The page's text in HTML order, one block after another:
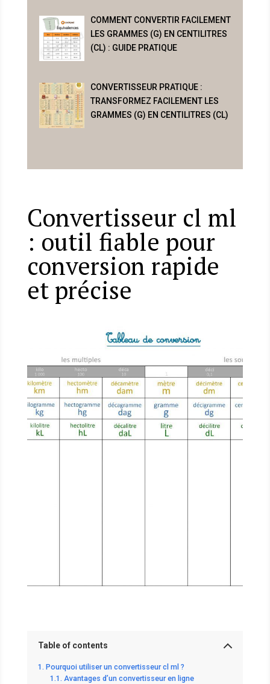
COMMENT CONVERTIR FACILEMENT
LES GRAMMES (G) EN CENTILITRES
(CL) : GUIDE PRATIQUE
CONVERTISSEUR PRATIQUE :
TRANSFORMEZ FACILEMENT LES
GRAMMES (G) EN CENTILITRES (CL)
Convertisseur cl ml
: outil fiable pour
conversion rapide
et précise
Table of contents
Pourquoi utiliser un convertisseur cl ml ?
Avantages d’un convertisseur en ligne